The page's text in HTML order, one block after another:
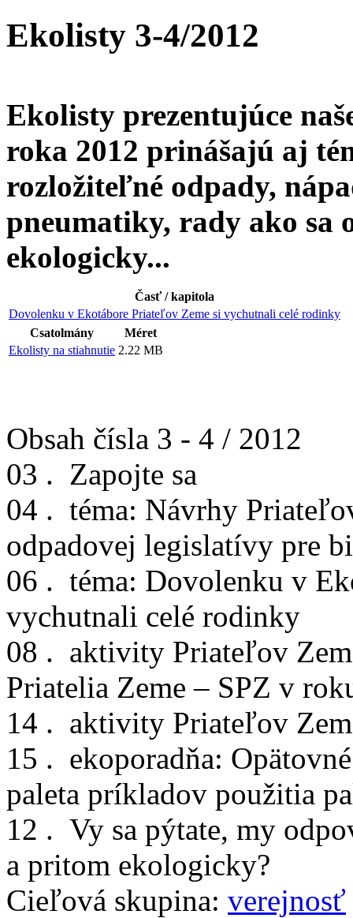
Ekolisty 3-4/2012
Ekolisty prezentujúce
roka 2012 prinášajú aj
rozložiteľné odpady,
pneumatiky, rady ako
ekologicky...
Časť / kapitola
Dovolenku v Ekotábore Priateľov Zeme si vychutnali celé rodinky
Csatolmány
Méret
Ekolisty na stiahnutie 2.22 MB
Obsah čísla 3 - 4 / 2012
03 . Zapojte sa
04 . téma: Návrhy
odpadovej legislatívy pre
06 . téma: Dovolenku v
vychutnali celé rodinky
08 . aktivity Priateľov
Priatelia Zeme – SPZ v
14 . aktivity Priateľov
15 . ekoporadňa:
paleta príkladov použitia
12 . Vy sa pýtate, my
a pritom ekologicky?
Cieľová skupina: verejnosť